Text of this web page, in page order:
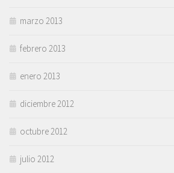
marzo 2013
febrero 2013
enero 2013
diciembre 2012
octubre 2012
julio 2012